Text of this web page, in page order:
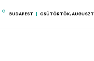
C BUDAPEST CSÜTÖRTÖK,